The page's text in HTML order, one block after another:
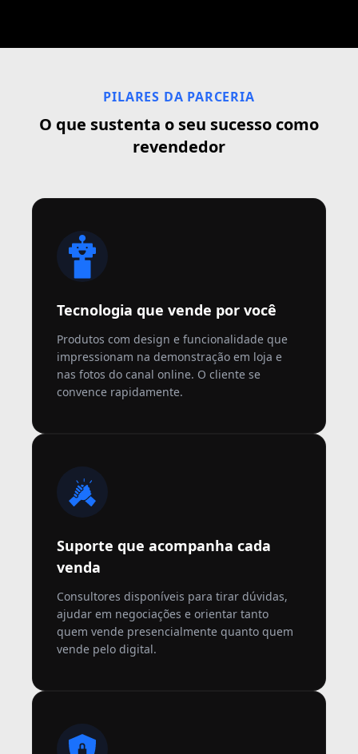
PILARES DA PARCERIA
O que sustenta o seu sucesso como
revendedor
Tecnologia que vende por você
Produtos com design e funcionalidade que
impressionam na demonstração em loja e
nas fotos do canal online. O cliente se
convence rapidamente.
Suporte que acompanha cada
venda
Consultores disponíveis para tirar dúvidas,
ajudar em negociações e orientar tanto
quem vende presencialmente quanto quem
vende pelo digital.